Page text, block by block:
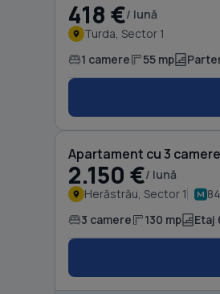
418 €/ lună
Turda, Sector 1
1 camere 55 mp
Apartament cu 3
2.150 €/ lună
Herăstrău, Sector 1
3 camere 130 mp Etaj